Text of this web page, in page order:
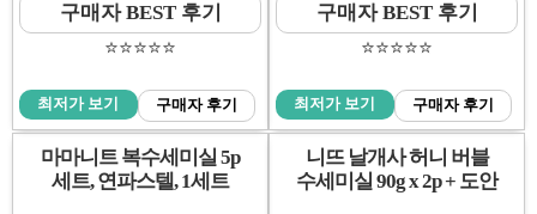
구매자 BEST 후기
⭐️⭐️⭐️⭐️⭐️
최저가 보기 구매자 후기
구매자 BEST 후기
⭐️⭐️⭐️⭐️⭐️
최저가 보기 구매자 후기
마마니트 복수세미실 5p
세트, 연파스텔, 1세트
니뜨 날개사 허니 버블
수세미실 90g x 2p + 도안